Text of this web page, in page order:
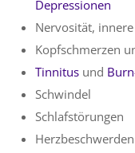
Depressionen
Nervosität,
Kopfschmerzen
Tinnitusund
Schwindel
Schlafstörungen
Herzbeschwerden